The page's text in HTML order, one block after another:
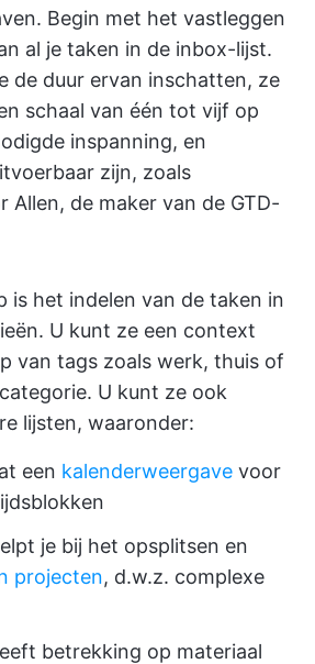
Begin met het vastleggen
al je taken in de inbox-lijst.
de duur ervan inschatten, ze
schaal van één tot vijf op
inspanning, en
zijn, zoals
Allen, de maker van de GTD-
is het indelen van de taken in
U kunt ze een context
van tags zoals werk, thuis of
U kunt ze ook
lijsten, waaronder:
een kalenderweergave voor
je bij het opsplitsen en
projecten, d.w.z. complexe
betrekking op materiaal